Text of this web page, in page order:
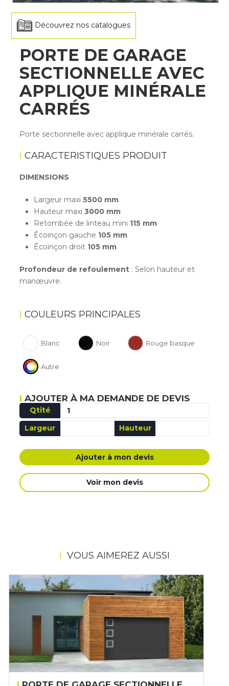
Découvrez nos catalogues
PORTE DE GARAGE
SECTIONNELLE AVEC
APPLIQUE MINÉRALE
CARRÉS
Porte sectionnelle avec applique minérale carrés.
CARACTERISTIQUES PRODUIT
DIMENSIONS
Largeur maxi 5500 mm
Hauteur maxi 3000 mm
Retombée de linteau mini 115 mm
Écoinçon gauche 105 mm
Écoinçon droit 105 mm
Profondeur de refoulement : Selon hauteur et
manœuvre.
COULEURS PRINCIPALES
Blanc Noir Rouge basque
Autre
AJOUTER À MA DEMANDE DE DEVIS
Qtité
Largeur
Hauteur
Ajouter à mon devis
Voir mon devis
VOUS AIMEREZ AUSSI